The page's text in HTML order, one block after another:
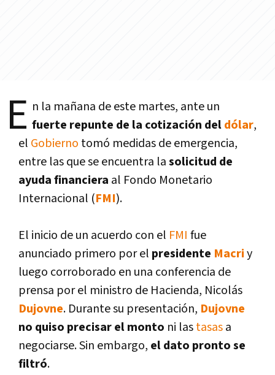
E n la mañana de este martes, ante un
fuerte repunte de la cotización deldólar,
el Gobierno tomó medidas de emergencia,
entre las que se encuentra lasolicitud de
ayuda financiera al Fondo Monetario
Internacional (FMI).
El inicio de un acuerdo con el FMI fue
anunciado primero por el presidente Macriy
luego corroborado en una conferencia de
prensa por el ministro de Hacienda, Nicolás
Dujovne. Durante su presentación, Dujovne
no quiso precisar el monto ni lastasasa
negociarse. Sin embargo, el dato pronto se
filtró.